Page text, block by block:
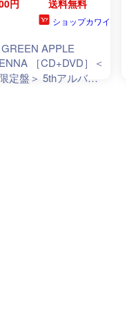
円 送料無料
ショップカワイ
APPLE
［CD+DVD］＜
定盤＞ 5thアルバム